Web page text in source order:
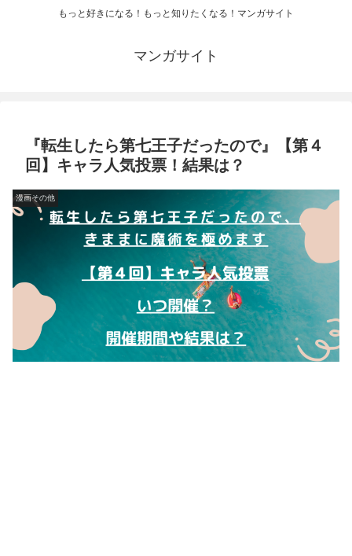
もっと好きになる！もっと知りたくなる！マンガサイト
マンガサイト
『転生したら第七王子だったので』【第４
回】キャラ人気投票！結果は？
漫画その他